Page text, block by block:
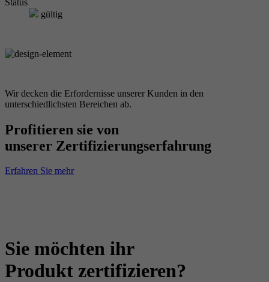
gültig
Wir decken die Erfordernisse unserer Kunden in den
unterschiedlichsten Bereichen ab.
Profitieren sie von
unserer Zertifizierungserfahrung
Erfahren Sie mehr
Sie möchten ihr
Produkt zertifizieren?